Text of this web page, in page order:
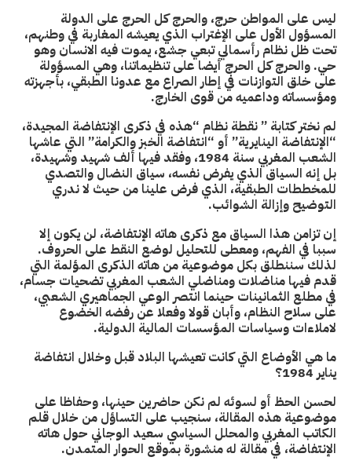
ليس على المواطن حرج، والحرج كل الحرج على الدولة
المسؤول الأول على الإغتراب الذي يعيشه المغاربة في وطنهم،
تحت ظل نظام رأسمالي تبعي جشع، يموت فيه الانسان وهو
حي. والحرج كل الحرج أيضا على تنظيماتنا، وهي المسؤولة
على خلق التوازنات في إطار الصراع مع عدونا الطبقي، بأجهزته
ومؤسساته وداعميه من قوى الخارج.
لم نختر كتابة ” نقطة نظام “هذه في ذكرى الإنتفاضة المجيدة،
“الإنتفاضة الينايرية” أو “انتفاضة الخبز والكرامة” التي عاشها
الشعب المغربي سنة 1984، وفقد فيها ألف شهيد وشهيدة،
بل إنه السياق الذي يفرض نفسه، سياق النضال والتصدي
للمخططات الطبقية، الذي فرض علينا من حيث لا ندري
التوضيح وإزالة الشوائب.
إن تزامن هذا السياق مع ذكرى هاته الإنتفاضة، لن يكون إلا
سببا في الفهم، ومعطى للتحليل لوضع النقط على الحروف.
لذلك سننطلق بكل موضوعية من هاته الذكرى المؤلمة التي
قدم فيها مناضلات ومناضلي الشعب المغربي تضحيات جسام،
في مطلع الثمانينات حينما انتصر الوعي الجماهيري الشعبي،
على سلاح النظام، وأبان قولا وفعلا عن رفضه الخضوع
لاملاءات وسياسات المؤسسات المالية الدولية.
ما هي الأوضاع التي كانت تعيشها البلاد قبل وخلال انتفاضة
يناير 1984؟
لحسن الحظ أو لسوئه لم نكن حاضرين حينها، وحفاظا على
موضوعية هذه المقالة، سنجيب على التساؤل من خلال قلم
الكاتب المغربي والمحلل السياسي سعيد الوجاني حول هاته
الإنتفاضة، في مقالة له منشورة بموقع الحوار المتمدن.